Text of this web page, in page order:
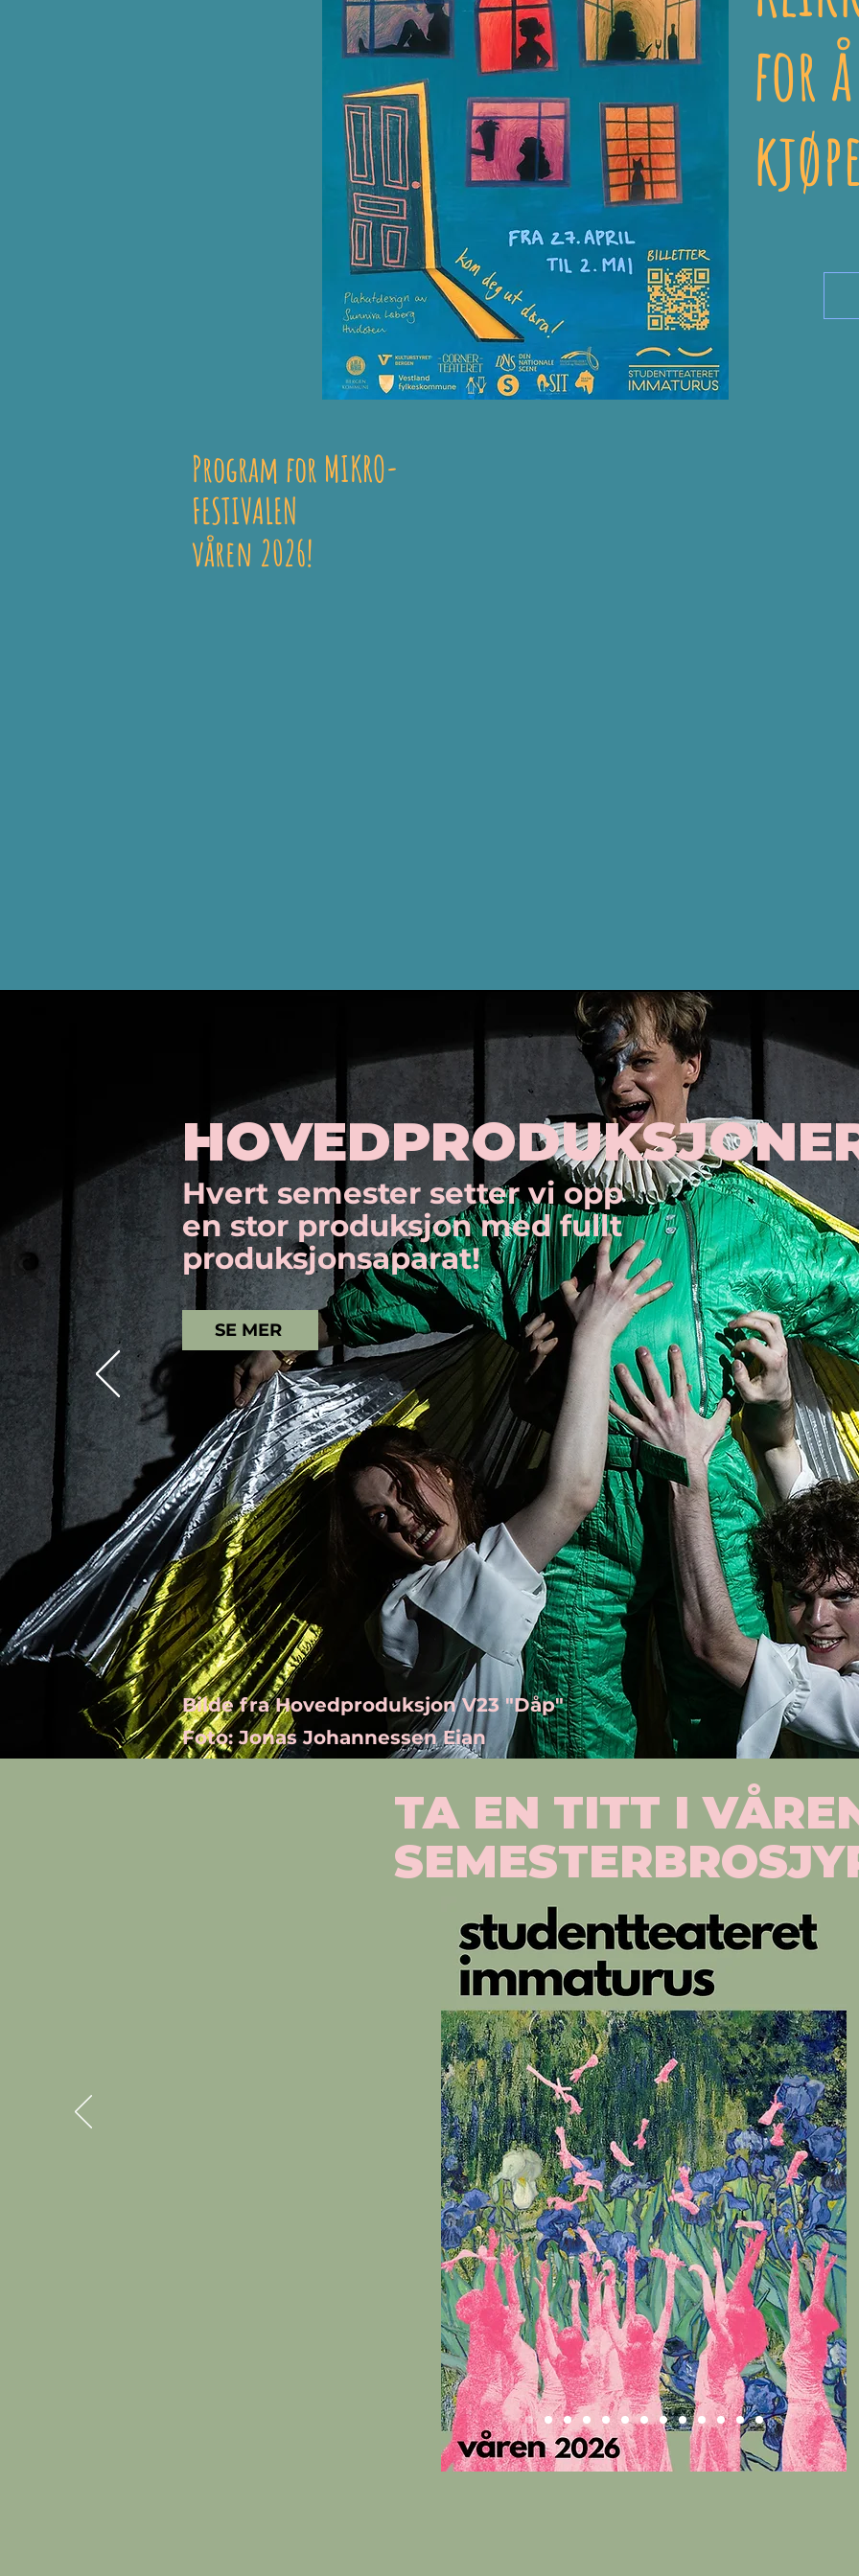
for
Program for MIKRO-
FESTIVALEN
våren 2026!
Hvert semester setter vi opp
en stor produksjon med fullt
produksjonsaparat!
SE MER
Bilde fra Hovedproduksjon V23 "Dåp"
Foto: Jonas Johannessen Eian
TA EN TITT I